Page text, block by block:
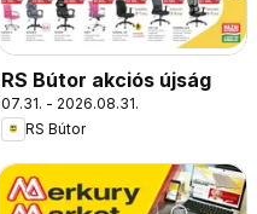
RS Bútor akciós újság
07.31. - 2026.08.31.
RS Bútor